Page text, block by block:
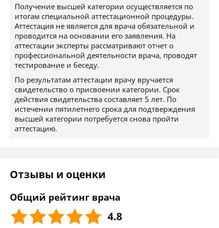
Получение высшей категории осуществляется по
итогам специальной аттестационной процедуры.
Аттестация не является для врача обязательной и
проводится на основании его заявления. На
аттестации эксперты рассматривают отчет о
профессиональной деятельности врача, проводят
тестирование и беседу.
По результатам аттестации врачу вручается
свидетельство о присвоении категории. Срок
действия свидетельства составляет 5 лет. По
истечении пятилетнего срока для подтверждения
высшей категории потребуется снова пройти
аттестацию.
Отзывы и оценки
Общий рейтинг врача
4.8